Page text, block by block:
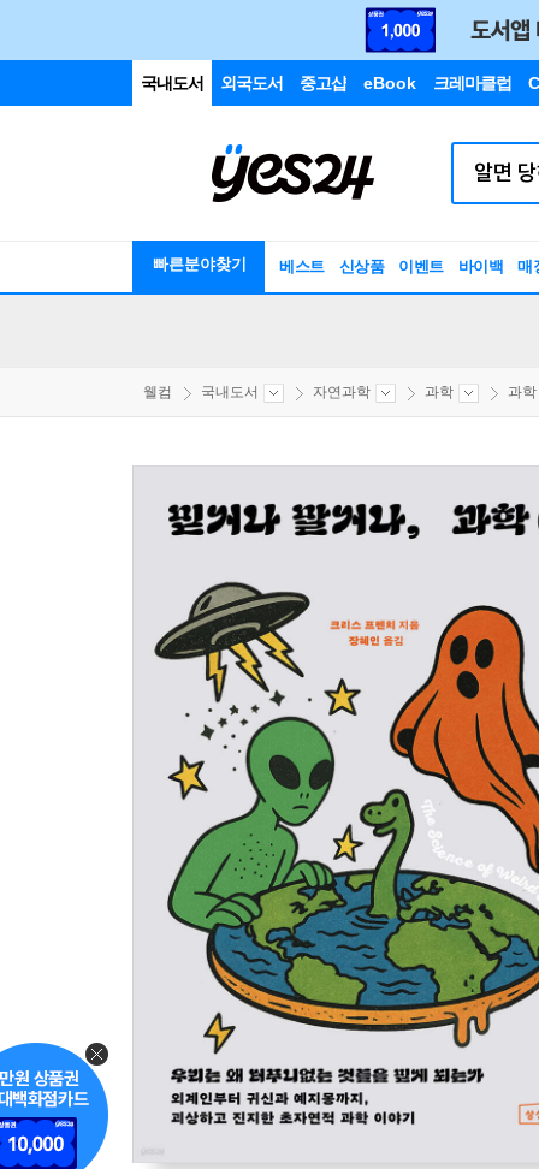
국내도서 외국도서 중고샵 eBook 크레마클럽
빠른분야찾기 베스트 신상품 이벤트 바이백 매
웰컴 국내도서 자연과학 과학 과